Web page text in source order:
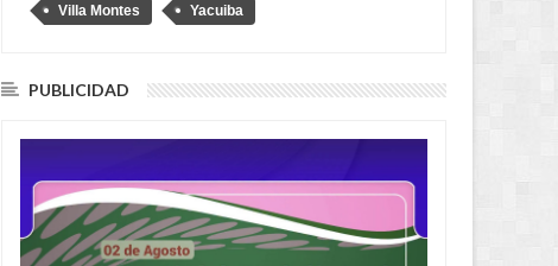
Villa Montes Yacuiba
PUBLICIDAD